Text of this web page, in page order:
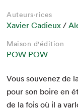
Auteurs·rices
Xavier Cadieux /
Maison d'édition
POW POW
Vous sou­venez de
pour son boire en
de la fois où il a